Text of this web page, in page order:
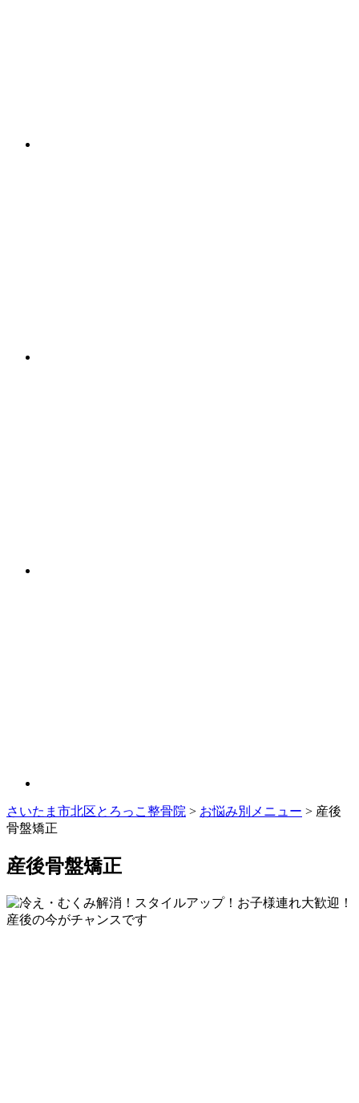
さいたま市北区とろっこ整骨院 > お悩み別メニュー > 産後
骨盤矯正
産後骨盤矯正